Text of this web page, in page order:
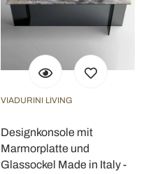
VIADURINI LIVING
Designkonsole mit
Marmorplatte und
Glassockel Made in Italy -